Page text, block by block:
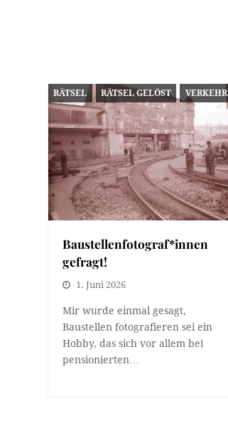
RÄTSEL RÄTSEL GELÖST VERKEHR
Baustellenfotograf*innen
gefragt!
1. Juni 2026
Mir wurde einmal gesagt,
Baustellen fotografieren sei ein
Hobby, das sich vor allem bei
pensionierten…